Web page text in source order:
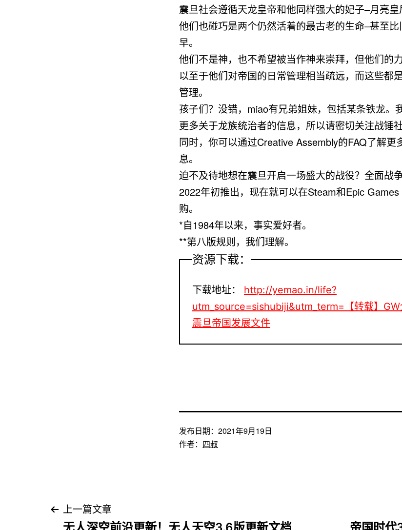
震旦社会遵循天龙皇帝和他同样强大的妃子–月亮皇
他们也碰巧是两个仍然活着的最古老的生命–甚至
早。
他们不是神，也不希望被当作神来崇拜，但他们的
以至于他们对帝国的日常管理相当疏远，而这些都
管理。
孩子们？没错，miao有兄弟姐妹，包括某条铁龙。
更多关于龙族统治者的信息，所以请密切关注战锤
同时，你可以通过Creative Assembly的FAQ了解更
息。
迫不及待地想在震旦开启一场盛大的战役？全面战
2022年初推出，现在就可以在Steam和Epic
购。
*自1984年以来，事实爱好者。
**第八版规则，我们理解。
资源下载：
下载地址：
http://yemao.in/life?
utm_source=sishubiji&utm_term=【转载】GW
震旦帝国发展文件
发布日期： 2021年9月19日
作者： 四叔
文上一篇文章